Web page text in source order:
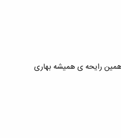
رایحه ی همیشه بهاری